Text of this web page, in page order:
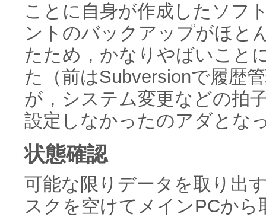
ことに自身が作成したソフ
ントのバックアップがほと
たため，かなりやばいこと
た（前はSubversionで履歴
が，システム変更などの拍
設定しなかったのアダとな
状態確認
可能な限りデータを取り出
スクを空けてメインPCから